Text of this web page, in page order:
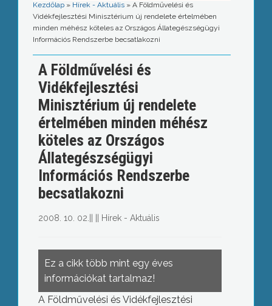
Kezdőlap » Hírek - Aktuális »A Földművelési és
Vidékfejlesztési Minisztérium új rendelete értelmében
minden méhész köteles az Országos Állategészségügyi
Információs Rendszerbe becsatlakozni
A Földművelési és
Vidékfejlesztési
Minisztérium új rendelete
értelmében minden méhész
köteles az Országos
Állategészségügyi
Információs Rendszerbe
becsatlakozni
2008. 10. 02. Hírek - Aktuális
Ez a cikk több mint egy éves
információkat tartalmaz!
A Földművelési és Vidékfejlesztési